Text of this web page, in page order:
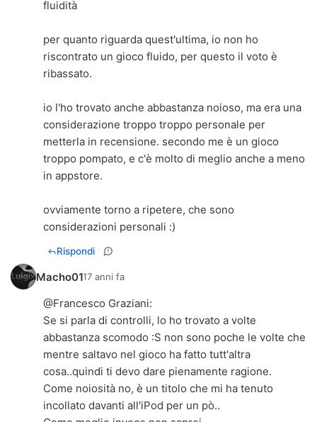
fluidità
per quanto riguarda quest'ultima, io non ho
riscontrato un gioco fluido, per questo il voto è
ribassato.
io l'ho trovato anche abbastanza noioso, ma era una
considerazione troppo troppo personale per
metterla in recensione. secondo me è un gioco
troppo pompato, e c'è molto di meglio anche a meno
in appstore.
ovviamente torno a ripetere, che sono
considerazioni personali :)
Rispondi
Macho0117 anni fa
@Francesco Graziani:
Se si parla di controlli, lo ho trovato a volte
abbastanza scomodo :S non sono poche le volte che
mentre saltavo nel gioco ha fatto tutt'altra
cosa..quindi ti devo dare pienamente ragione.
Come noiosità no, è un titolo che mi ha tenuto
incollato davanti all'iPod per un pò..